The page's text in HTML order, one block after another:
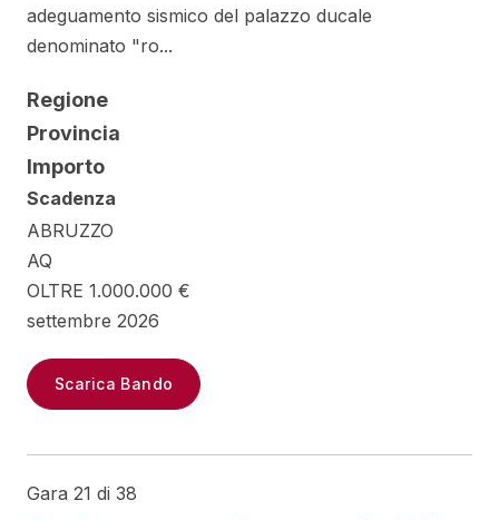
adeguamento sismico del palazzo ducale
denominato "ro...
Regione
Provincia
Importo
Scadenza
ABRUZZO
AQ
OLTRE 1.000.000 €
settembre 2026
Scarica Bando
Gara 21 di 38